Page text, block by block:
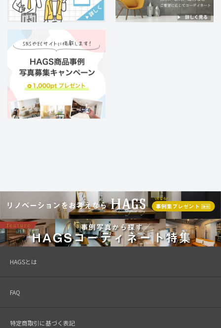
HAGSとは
FAQ
特定商取引に基づく表記